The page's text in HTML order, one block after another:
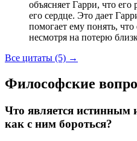
объясняет Гарри, что его
его сердце. Это дает
помогает ему понять,
несмотря на потерю
Все цитаты (5) →
Философские
Что является истинным
как с ним бороться?